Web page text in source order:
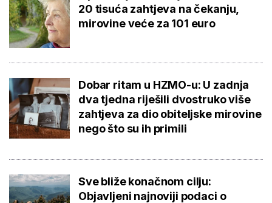
20 tisuća zahtjeva na čekanju,
mirovine veće za 101 euro
Dobar ritam u HZMO-u: U zadnja
dva tjedna riješili dvostruko više
zahtjeva za dio obiteljske mirovine
nego što su ih primili
Sve bliže konačnom cilju:
Objavljeni najnoviji podaci o